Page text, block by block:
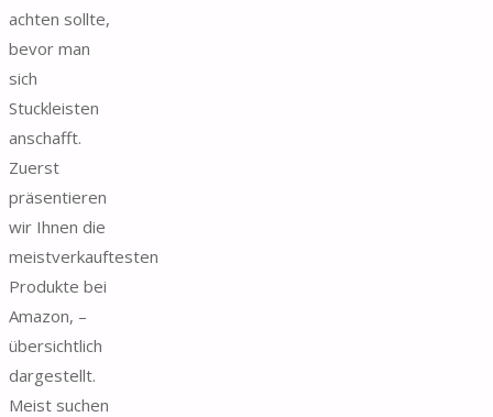
achten sollte,
bevor man
sich
Stuckleisten
anschafft.
Zuerst
präsentieren
wir Ihnen die
meistverkauftesten
Produkte bei
Amazon, –
übersichtlich
dargestellt.
Meist suchen